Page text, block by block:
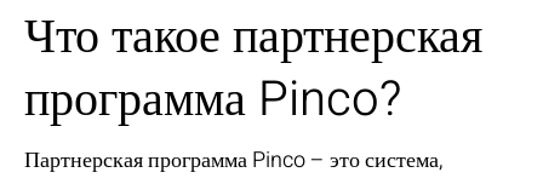
Что такое партнерская
программа Pinco?
Партнерская программа Pinco – это система,